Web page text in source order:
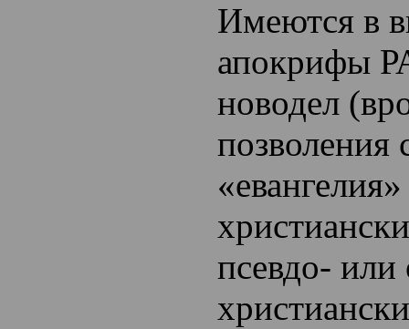
Имеются в
апокрифы
новодел
позволения
псевдо- или